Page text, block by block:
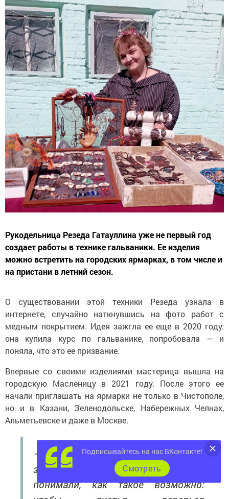
Рукодельница Резеда Гатауллина уже не первый год
создает работы в технике гальваники. Ее изделия
можно встретить на городских ярмарках, в том числе и
на пристани в летний сезон.
О существовании этой техники Резеда узнала в
интернете, случайно наткнувшись на фото работ с
медным покрытием. Идея зажгла ее еще в 2020 году:
она купила курс по гальванике, попробовала — и
поняла, что это ее призвание.
Впервые со своими изделиями мастерица вышла на
городскую Масленицу в 2021 году. После этого ее
начали приглашать на ярмарки не только в Чистополе,
но и в Казани, Зеленодольске, Набережных Челнах,
Альметьевске и даже в Москве.
— Поначалу я боялась и переживала
за свой труд, ведь многие не
понимали, как такое возможно:
Подписывайтесь на нас ВКонтакте!
Cмотреть